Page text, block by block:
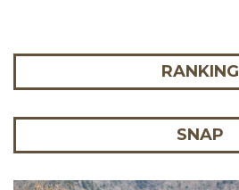
RANKING
SNAP